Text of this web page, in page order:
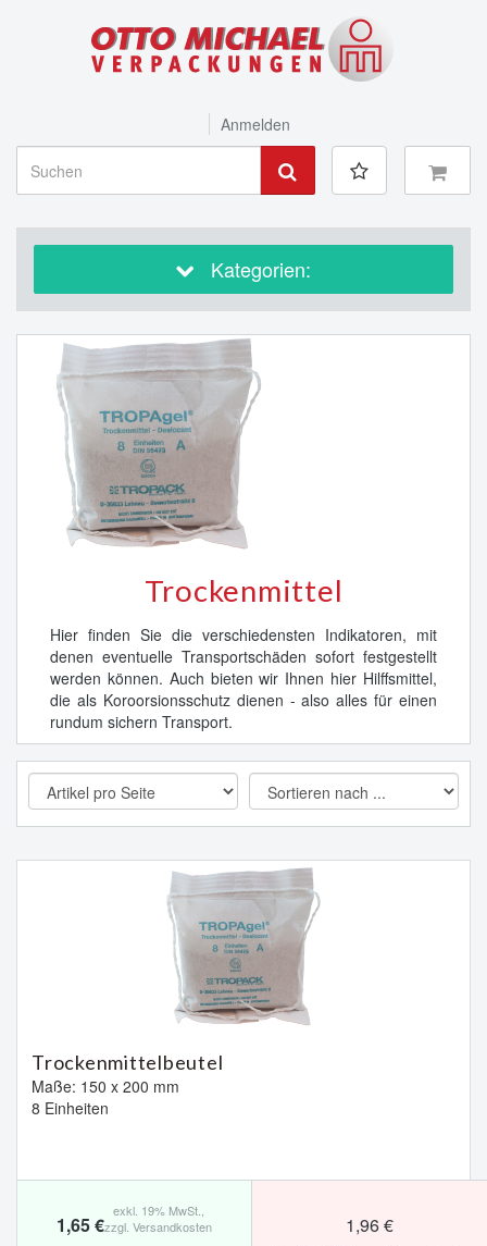
Anmelden
Kategorien:
Trockenmittel
Hier finden Sie die verschiedensten Indikatoren, mit
denen eventuelle Transportschäden sofort festgestellt
werden können. Auch bieten wir Ihnen hier Hilffsmittel,
die als Koroorsionsschutz dienen - also alles für einen
rundum sichern Transport.
Trockenmittelbeutel
Maße: 150 x 200 mm
8 Einheiten
1,65 €
exkl. 19% MwSt.,
zzgl. Versandkosten 1,96 €